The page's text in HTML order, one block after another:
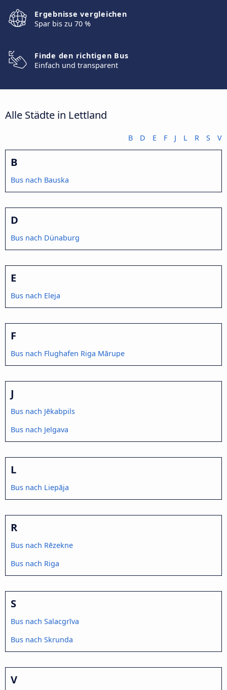
Ergebnisse vergleichen
Spar bis zu 70 %
Finde den richtigen Bus
Einfach und transparent
Alle Städte in Lettland
B D E F J L R S V
B
Bus nach Bauska
D
Bus nach Dünaburg
E
Bus nach Eleja
F
Bus nach Flughafen Riga Mārupe
J
Bus nach Jēkabpils
Bus nach Jelgava
L
Bus nach Liepāja
R
Bus nach Rēzekne
Bus nach Riga
S
Bus nach Salacgrīva
Bus nach Skrunda
V